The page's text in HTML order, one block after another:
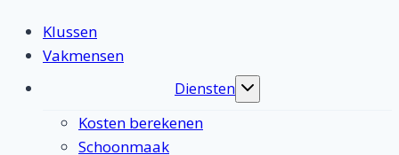
Klussen
Vakmensen
Diensten
Toggle
Kosten berekenen
Schoonmaak